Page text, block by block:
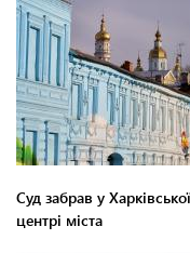
Суд забрав у
центрі міста